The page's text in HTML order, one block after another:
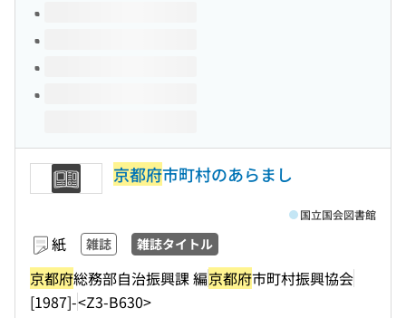
京都府市町村のあらまし
紙 雑誌 雑誌タイトル
京都府総務部自治振興課 編京都府市町村振興協会
[1987]-<Z3-B630>
国立国会図書館